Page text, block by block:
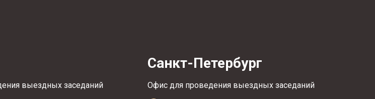
Образцы
договоров с
арбитражной
выездных заседаний
Санкт-Петербург
Офис для проведения выездных заседаний